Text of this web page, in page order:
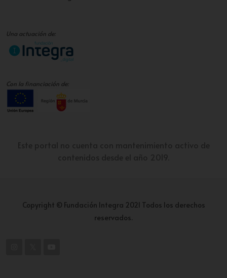
Una actuación de:
Con la financiación de:
Copyright © Fundación Integra 2021 Todos los derechos
reservados.